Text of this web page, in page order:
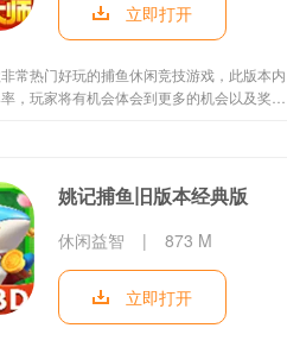
立即打开
常热门好玩的捕鱼休闲竞技游戏，此版本内
，玩家将有机会体会到更多的机会以及奖
姚记捕鱼旧版本经典版
休闲益智 | 873 M
立即打开